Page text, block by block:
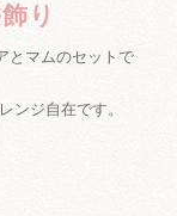
り
とマムのセットで
ンジ自在です。